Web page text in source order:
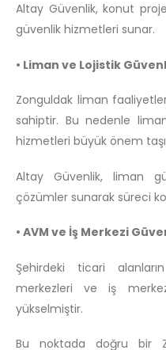
Altay Güvenlik, konut
güvenlik hizmetleri sunar.
• Liman ve Lojistik
Zonguldak liman
sahiptir. Bu nedenle
hizmetleri büyük önem
Altay Güvenlik, liman
çözümler sunarak süreci
• AVM ve İş Merkezi
Şehirdeki ticari
merkezleri ve iş
yükselmiştir.
Bu noktada doğru bir